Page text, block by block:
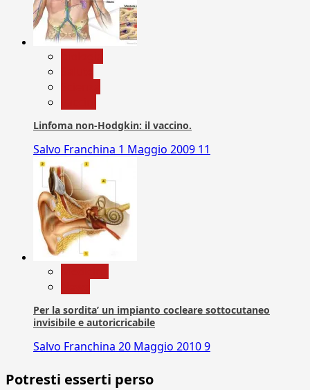
Linfoma non-Hodgkin: il vaccino.
Salvo Franchina 1 Maggio 2009 11
Per la sordita’ un impianto cocleare sottocutaneo
invisibile e autoricricabile
Salvo Franchina 20 Maggio 20109
Potresti esserti perso